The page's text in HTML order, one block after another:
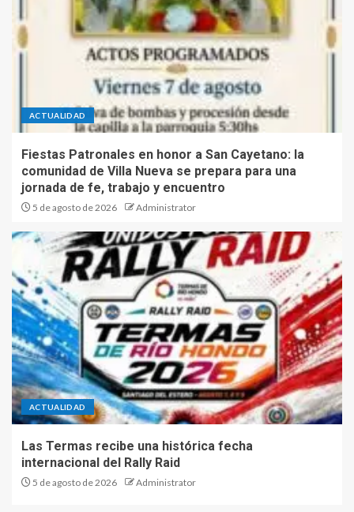
ACTUALIDAD
Fiestas Patronales en honor a San Cayetano: la
comunidad de Villa Nueva se prepara para una
jornada de fe, trabajo y encuentro
5 de agosto de 2026 Administrator
ACTUALIDAD
Las Termas recibe una histórica fecha
internacional del Rally Raid
5 de agosto de 2026 Administrator